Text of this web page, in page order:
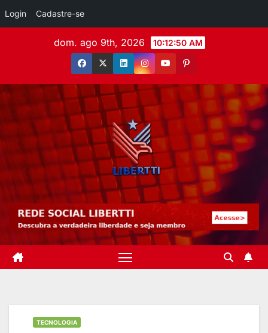
Login Cadastre-se
dom. ago 9th, 2026 10:12:52 AM
TECNOLOGIA